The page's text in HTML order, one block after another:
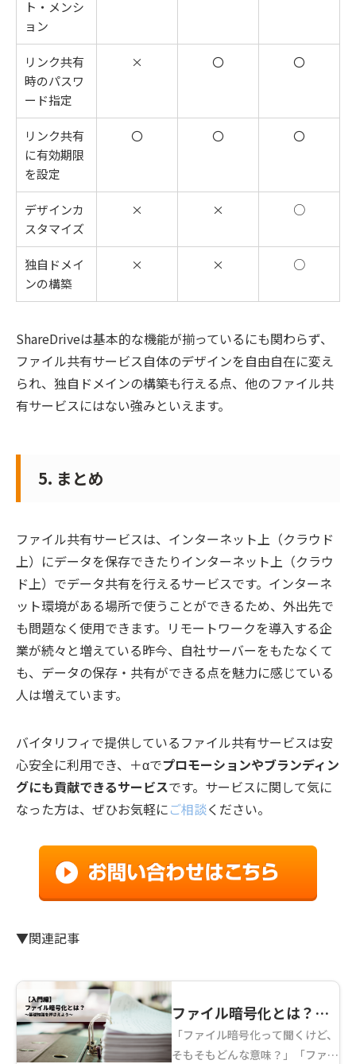
ト・メンシ
ョン
リンク共有
時のパスワ
ード指定
× 〇 〇
リンク共有
に有効期限
を設定
〇 〇 〇
デザインカ
スタマイズ
× × ○
独自ドメイ
ンの構築
× × ○
ShareDriveは基本的な機能が揃っているにも関わらず、
ファイル共有サービス自体のデザインを自由自在に変え
られ、独自ドメインの構築も行える点、他のファイル共
有サービスにはない強みといえます。
5. まとめ
ファイル共有サービスは、インターネット上（クラウド
上）にデータを保存できたりインターネット上（クラウ
ド上）でデータ共有を行えるサービスです。インターネ
ット環境がある場所で使うことができるため、外出先で
も問題なく使用できます。リモートワークを導入する企
業が続々と増えている昨今、自社サーバーをもたなくて
も、データの保存・共有ができる点を魅力に感じている
人は増えています。
バイタリフィで提供しているファイル共有サービスは安
心安全に利用でき、＋αでプロモーションやブランディン
グにも貢献できるサービスです。サービスに関して気に
なった方は、ぜひお気軽にご相談ください。
▼関連記事
ファイル暗号化とは？～
基礎知識を押さえよう～
「ファイル暗号化って聞くけど、
そもそもどんな意味？」「ファイ